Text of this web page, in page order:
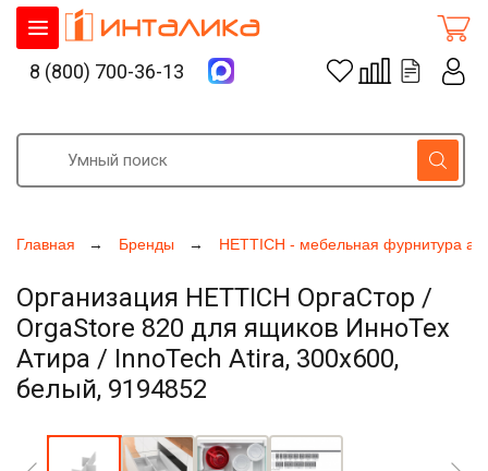
Главная Бренды HETTICH - мебельная фурнитура
Организация HETTICH ОргаСтор /
OrgaStore 820 для ящиков ИнноТех
Атира / InnoTech Atira, 300х600,
белый, 9194852
8 (800) 700-36-13